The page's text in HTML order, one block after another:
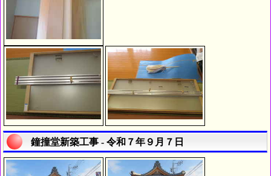
鐘撞堂新築工事 - 令和７年９月７日